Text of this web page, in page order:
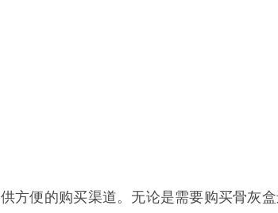
方便的购买渠道。无论是需要购买骨灰